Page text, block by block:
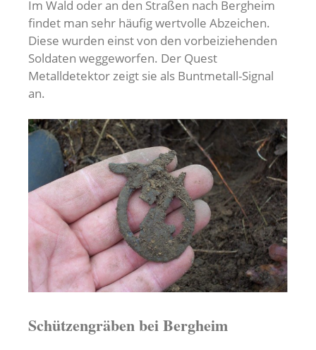
Im Wald oder an den Straßen nach Bergheim
findet man sehr häufig wertvolle Abzeichen.
Diese wurden einst von den vorbeiziehenden
Soldaten weggeworfen. Der Quest
Metalldetektor zeigt sie als Buntmetall-Signal
an.
Schützengräben bei Bergheim